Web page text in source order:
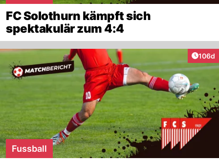
FC Solothurn kämpft sich
spektakulär zum 4:4
106d
Fussball